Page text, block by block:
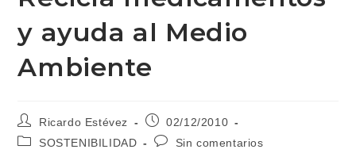
y ayuda al Medio
Ambiente
Autor
de
la
Ricardo Estévez
Publicación
de
02/12/2010
Categoría
SOSTENIBILIDAD
Comentarios
Sin comentarios